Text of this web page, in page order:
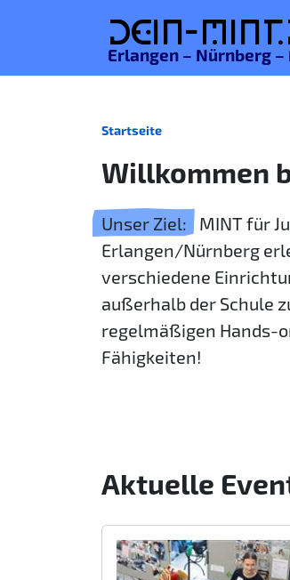
Dein-MINT.
Erlangen – Nürnberg
Startseite
Willkommen
Unser Ziel:
MINT für
Erlangen/Nürnberg
verschiedene
außerhalb der Schule
regelmäßigen Hands-
Fähigkeiten!
Aktuelle